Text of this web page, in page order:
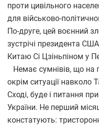
проти цивільного
для військово-
По-друге, цей воєнний
зустрічі президента
Китаю Сі Цзіньпіном у
Немає сумнівів, що на
окрім ситуації
Сході, буде і питання
України. Не перший
констатують: